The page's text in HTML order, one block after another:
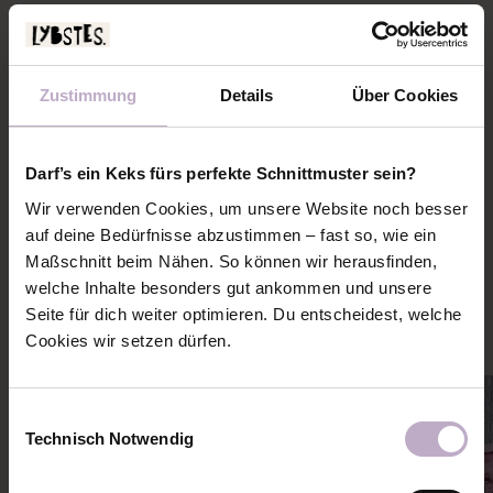
Zustimmung Details Über Cookies
Darf’s ein Keks fürs perfekte Schnittmuster sein?
Wir verwenden Cookies, um unsere Website noch besser
auf deine Bedürfnisse abzustimmen – fast so, wie ein
Maßschnitt beim Nähen. So können wir herausfinden,
welche Inhalte besonders gut ankommen und unsere
Seite für dich weiter optimieren. Du entscheidest, welche
Cookies wir setzen dürfen.
Technisch Notwendig
INFO
STOFFVERBRAUCH
PASSENDE NÄHANLEITUNGEN
Mehr Ideen und Inspiration zu diesem Schnitt holen